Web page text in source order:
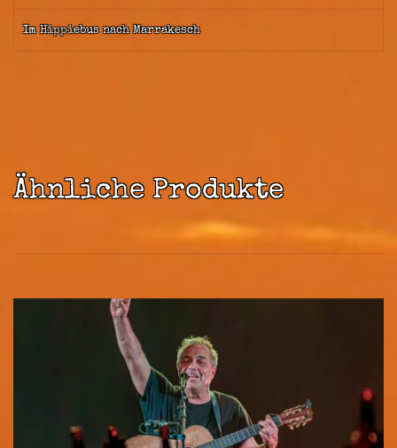
Im Hippiebus nach Marrakesch
Ähnliche Produkte